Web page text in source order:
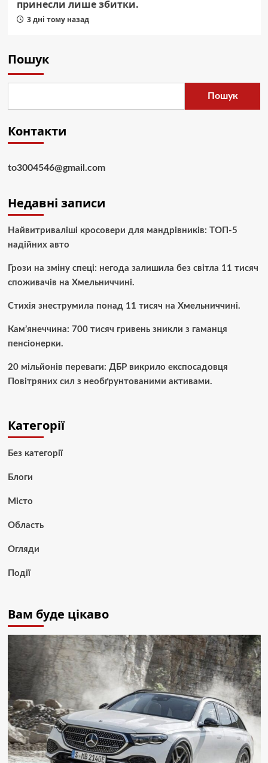
принесли лише збитки.
3 дні тому назад
Пошук
Пошук
Контакти
to3004546@gmail.com
Недавні записи
Найвитриваліші кросовери для мандрівників: ТОП-5
надійних авто
Грози на зміну спеці: негода залишила без світла 11 тисяч
споживачів на Хмельниччині.
Стихія знеструмила понад 11 тисяч на Хмельниччині.
Кам’янеччина: 700 тисяч гривень зникли з гаманця
пенсіонерки.
20 мільйонів переваги: ДБР викрило експосадовця
Повітряних сил з необґрунтованими активами.
Категорії
Без категорії
Блоги
Місто
Область
Огляди
Події
Вам буде цікаво